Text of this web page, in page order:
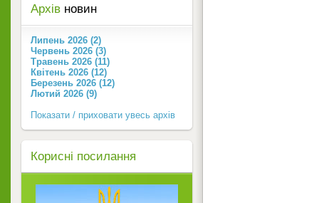
Архів новин
Липень 2026 (2)
Червень 2026 (3)
Травень 2026 (11)
Квітень 2026 (12)
Березень 2026 (12)
Лютий 2026 (9)
Показати / приховати увесь архів
Корисні посилання